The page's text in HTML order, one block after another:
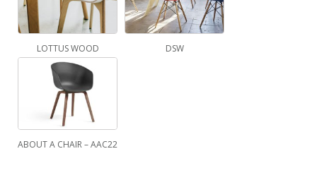
LOTTUS WOOD DSW
ABOUT A CHAIR – AAC22